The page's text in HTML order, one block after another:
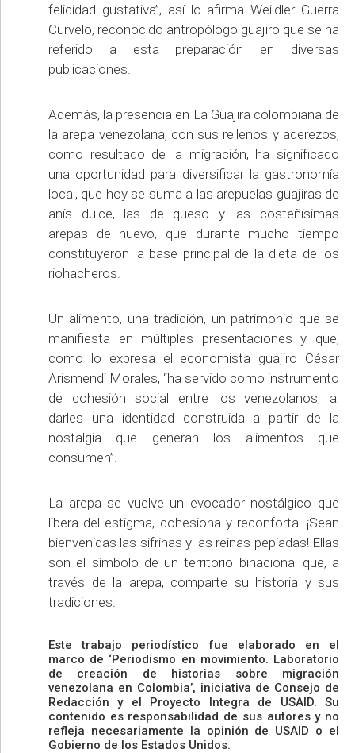
felicidad gustativa”, así lo afirma Weildler Guerra
Curvelo, reconocido antropólogo guajiro que se ha
referido a esta preparación en diversas
publicaciones.
Además, la presencia en La Guajira colombiana de
la arepa venezolana, con sus rellenos y aderezos,
como resultado de la migración, ha significado
una oportunidad para diversificar la gastronomía
local, que hoy se suma a las arepuelas guajiras de
anís dulce, las de queso y las costeñísimas
arepas de huevo, que durante mucho tiempo
constituyeron la base principal de la dieta de los
riohacheros.
Un alimento, una tradición, un patrimonio que se
manifiesta en múltiples presentaciones y que,
como lo expresa el economista guajiro César
Arismendi Morales, “ha servido como instrumento
de cohesión social entre los venezolanos, al
darles una identidad construida a partir de la
nostalgia que generan los alimentos que
consumen”.
La arepa se vuelve un evocador nostálgico que
libera del estigma, cohesiona y reconforta. ¡Sean
bienvenidas las sifrinas y las reinas pepiadas! Ellas
son el símbolo de un territorio binacional que, a
través de la arepa, comparte su historia y sus
tradiciones.
Este trabajo periodístico fue elaborado en el
marco de ‘Periodismo en movimiento. Laboratorio
de creación de historias sobre migración
venezolana en Colombia’, iniciativa de Consejo de
Redacción y el Proyecto Integra de USAID. Su
contenido es responsabilidad de sus autores y no
refleja necesariamente la opinión de USAID o el
Gobierno de los Estados Unidos.